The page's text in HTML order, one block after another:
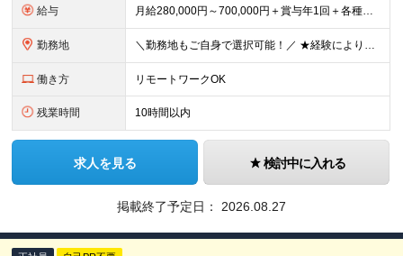
給与 月給280,000円～700,000円＋賞与年1回＋各種手当 ★上記にはみなし残業代として月30時間分（47,750円～130,424円）を含みます。超過分は別途支給します ★経験やスキル、キャリアの
勤務地 ＼勤務地もご自身で選択可能！／ ★経験によりフルリモートも対応いたします！ ★関東への転居を希望する場合は引っ越し補助あり！ 全国からのご応募お待ちしております！ ・首都圏（東京都、神奈川県、埼玉県
働き方 リモートワークOK
残業時間 10時間以内
求人を見る 検討中に入れる
掲載終了予定日： 2026.08.27